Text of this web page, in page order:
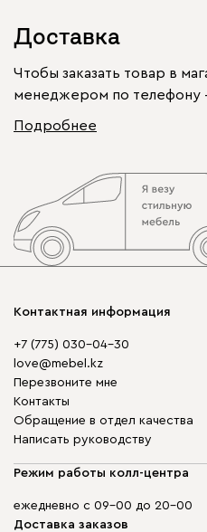
Доставка
Чтобы заказать товар в
менеджером по телефону
Подробнее
Контактная информация
+7 (775) 030-04-30
love@mebel.kz
Перезвоните мне
Контакты
Обращение в отдел качества
Написать руководству
Режим работы колл-центра
ежедневно с 09-00 до 20-00
Доставка заказов